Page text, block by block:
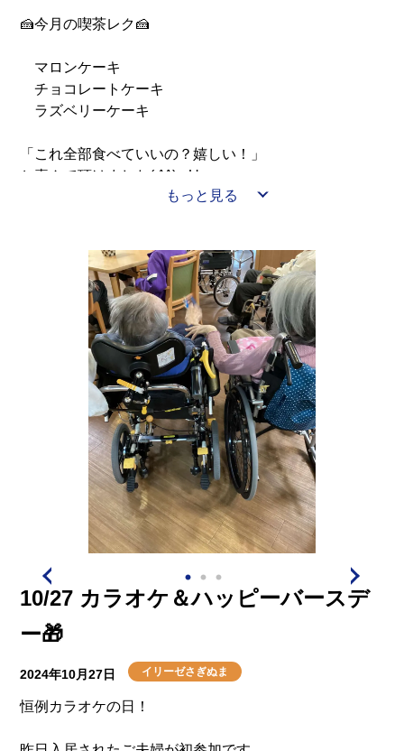
🍰今月の喫茶レク🍰
マロンケーキ
チョコレートケーキ
ラズベリーケーキ
「これ全部食べていいの？嬉しい！」
と喜んで頂けました( ^^) _U~~
もっと見る
10/27 カラオケ＆ハッピーバースデ
ー🎁
2024年10月27日 イリーゼさぎぬま
恒例カラオケの日！